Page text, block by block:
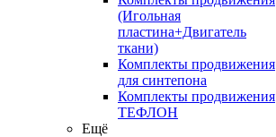
(Игольная
пластина+Двигатель
ткани)
Комплекты продвижения
для синтепона
Комплекты продвижения
ТЕФЛОН
Ещё